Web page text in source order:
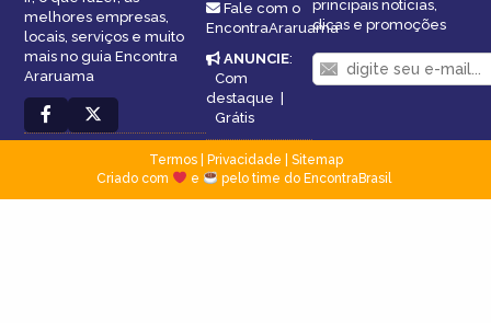
melhores empresas,
locais, serviços e muito
mais no guia Encontra
Araruama
Fale com o
EncontraAraruama
ANUNCIE:
Com
destaque |
Grátis
principais notícias,
dicas e promoções
Termos| Privacidade
Sitemap
Criado com
e pelo time do EncontraBrasil